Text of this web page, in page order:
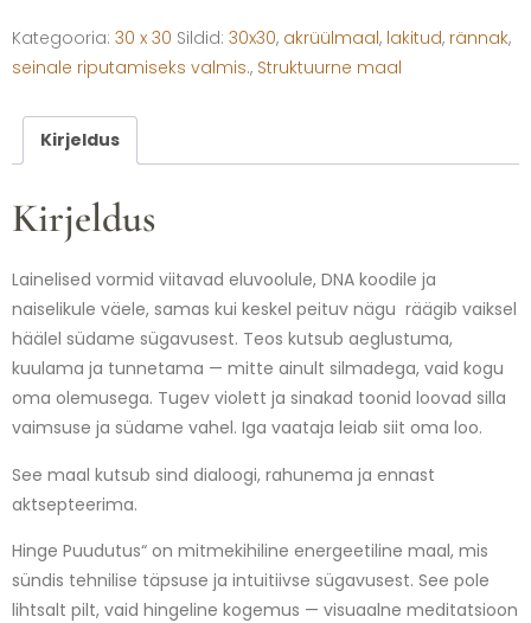
Kategooria: 30 x 30 Sildid: 30x30, akrüülmaal, lakitud, rännak,
seinale riputamiseks valmis., Struktuurne maal
Kirjeldus
Kirjeldus
Lainelised vormid viitavad eluvoolule, DNA koodile ja
naiselikule väele, samas kui keskel peituv nägu räägib vaiksel
häälel südame sügavusest. Teos kutsub aeglustuma,
kuulama ja tunnetama — mitte ainult silmadega, vaid kogu
oma olemusega. Tugev violett ja sinakad toonid loovad silla
vaimsuse ja südame vahel. Iga vaataja leiab siit oma loo.
See maal kutsub sind dialoogi, rahunema ja ennast
aktsepteerima.
Hinge Puudutus“ on mitmekihiline energeetiline maal, mis
sündis tehnilise täpsuse ja intuitiivse sügavusest. See pole
lihtsalt pilt, vaid hingeline kogemus — visuaalne meditatsioon